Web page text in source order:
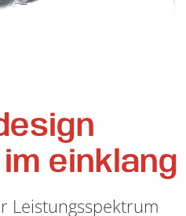
einklang
Leistungsspektrum